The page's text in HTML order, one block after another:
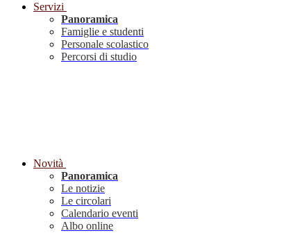
Servizi
Panoramica
Famiglie e studenti
Personale scolastico
Percorsi di studio
Novità
Panoramica
Le notizie
Le circolari
Calendario eventi
Albo online